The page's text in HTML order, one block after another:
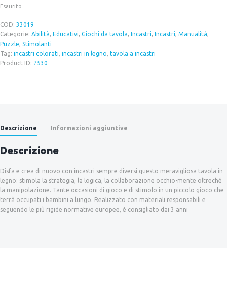
Esaurito
COD: 33019
Categorie: Abilità Educativi Giochi da tavola Incastri Incastri Manualità
Puzzle Stimolanti
Tag: incastri colorati incastri in legno tavola a incastri
Product ID: 7530
Descrizione Informazioni aggiuntive
Descrizione
Disfa e crea di nuovo con incastri sempre diversi questo meravigliosa tavola in
legno: stimola la strategia, la logica, la collaborazione occhio-mente oltreché
la manipolazione. Tante occasioni di gioco e di stimolo in un piccolo gioco che
terrà occupati i bambini a lungo. Realizzato con materiali responsabili e
seguendo le più rigide normative europee, è consigliato dai 3 anni